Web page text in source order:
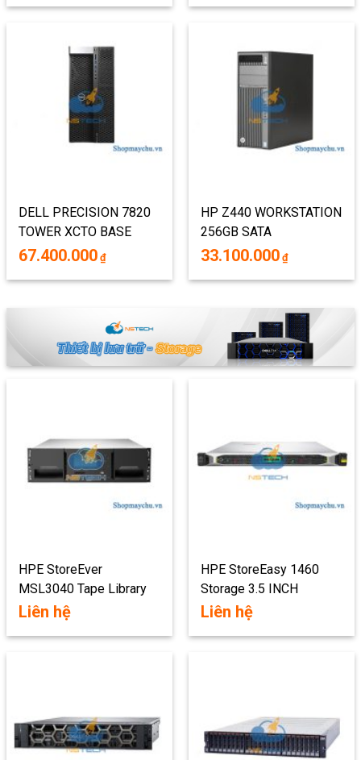
DELL PRECISION 7820
TOWER XCTO BASE
42PT78D022
67.400.000 ₫
HP Z440 WORKSTATION
256GB SATA
33.100.000 ₫
HPE StoreEver
MSL3040 Tape Library
Liên hệ
HPE StoreEasy 1460
Storage 3.5 INCH
Liên hệ